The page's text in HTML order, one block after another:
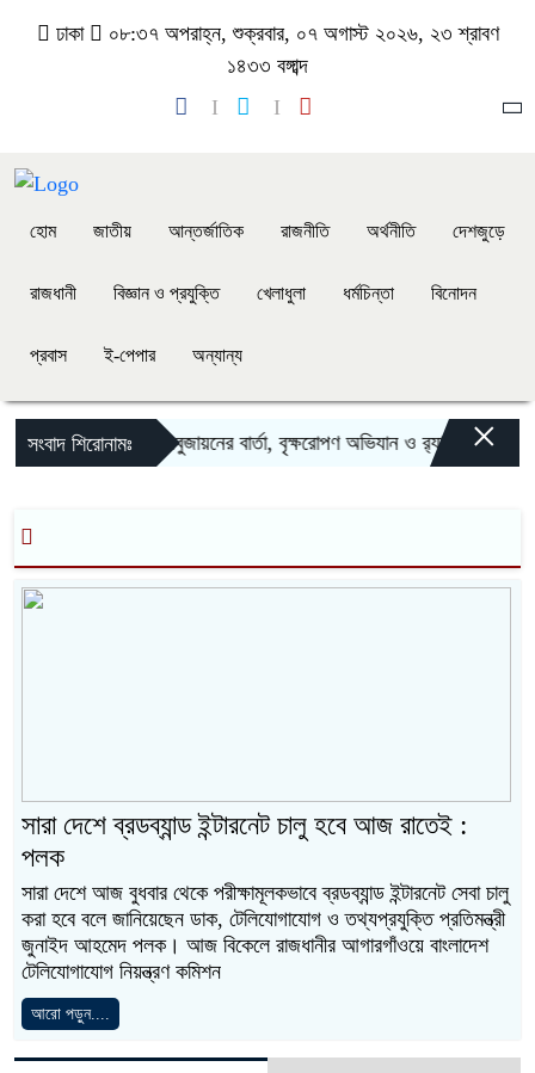
ঢাকা
০৮:৩৭ অপরাহ্ন, শুক্রবার, ০৭ অগাস্ট ২০২৬, ২৩ শ্রাবণ
১৪৩৩ বঙ্গাব্দ
হোম জাতীয় আন্তর্জাতিক রাজনীতি অর্থনীতি দেশজুড়ে
রাজধানী বিজ্ঞান ও প্রযুক্তি খেলাধুলা ধর্মচিন্তা বিনোদন
প্রবাস ই-পেপার অন্যান্য
সংবাদ শিরোনামঃ
উত্তরা সেক্টর-১৮-এ সবুজায়নের বার্তা, বৃক্ষরোপণ অভিযান ও র‍্যালির×
সারা দেশে ব্রডব্যান্ড ইন্টারনেট চালু হবে আজ রাতেই :
পলক
সারা দেশে আজ বুধবার থেকে পরীক্ষামূলকভাবে ব্রডব্যান্ড ইন্টারনেট সেবা চালু
করা হবে বলে জানিয়েছেন ডাক, টেলিযোগাযোগ ও তথ্যপ্রযুক্তি প্রতিমন্ত্রী
জুনাইদ আহমেদ পলক। আজ বিকেলে রাজধানীর আগারগাঁওয়ে বাংলাদেশ
টেলিযোগাযোগ নিয়ন্ত্রণ কমিশন
আরো পড়ুন....